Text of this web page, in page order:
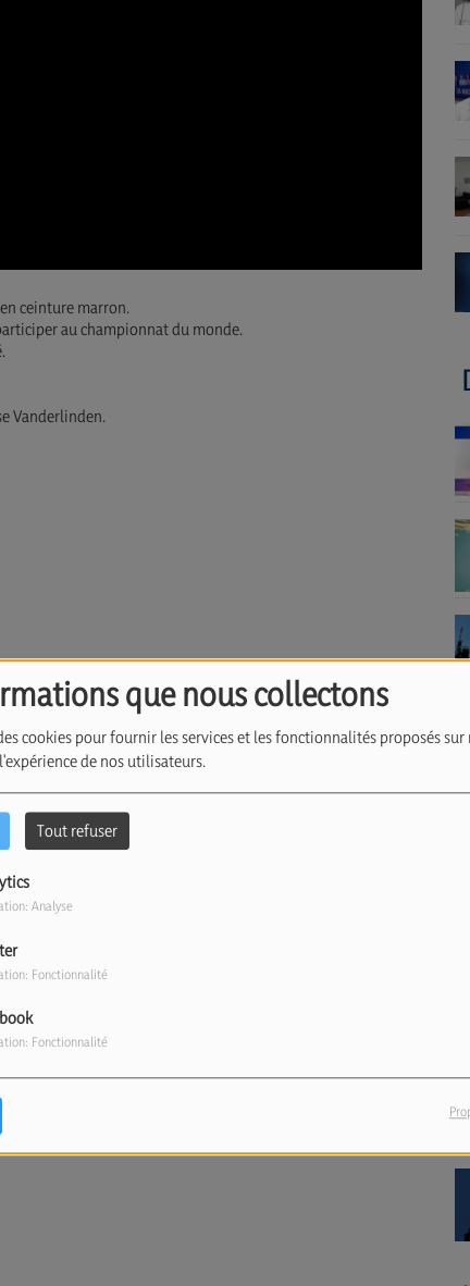
que nous collectons
cookies pour fournir les services et les fonctionnalités proposés
de nos utilisateurs.
Tout refuser
Analyse
Fonctionnalité
Fonctionnalité
ceinture marron.
au championnat du monde.
Vanderlinden.